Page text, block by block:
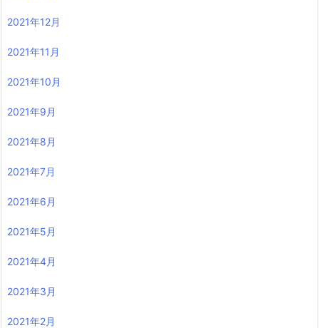
2021年12月
2021年11月
2021年10月
2021年9月
2021年8月
2021年7月
2021年6月
2021年5月
2021年4月
2021年3月
2021年2月